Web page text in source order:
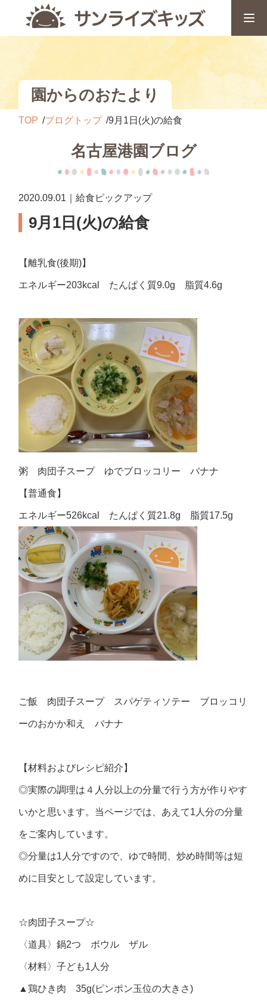
園からのおたより
TOP ブログトップ 9月1日(火)の給食
名古屋港園ブログ
2020.09.01｜給食ピックアップ
9月1日(火)の給食
【離乳食(後期)】
エネルギー203kcal たんぱく質9.0g 脂質4.6g
粥 肉団子スープ ゆでブロッコリー バナナ
【普通食】
エネルギー526kcal たんぱく質21.8g 脂質17.5g
ご飯 肉団子スープ スパゲティソテー ブロッコリ
ーのおかか和え バナナ
【材料およびレシピ紹介】
◎実際の調理は４人分以上の分量で行う方が作りやす
いかと思います。当ページでは、あえて1人分の分量
をご案内しています。
◎分量は1人分ですので、ゆで時間、炒め時間等は短
めに目安として設定しています。
☆肉団子スープ☆
〈道具〉鍋2つ ボウル ザル
〈材料〉子ども1人分
▲鶏ひき肉 35g(ピンポン玉位の大きさ)